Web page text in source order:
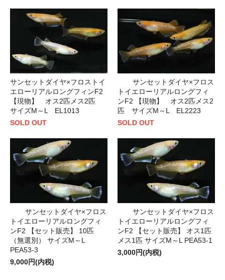
サンセットダイヤ×フロストイ
エローリアルロングフィンF2
【現物】 オス2匹メス2匹
サイズM～L EL1013
SOLD OUT
サンセットダイヤ×フロス
トイエローリアルロングフィ
ンF2 【現物】 オス2匹メス2
匹 サイズM～L EL2223
SOLD OUT
サンセットダイヤ×フロス
トイエローリアルロングフィ
ンF2 【セット販売】 10匹
（無選別） サイズM～L
PEA53-3
9,000円(内税)
サンセットダイヤ×フロス
トイエローリアルロングフィ
ンF2 【セット販売】 オス1匹
メス1匹 サイズM～L PEA53-1
3,000円(内税)